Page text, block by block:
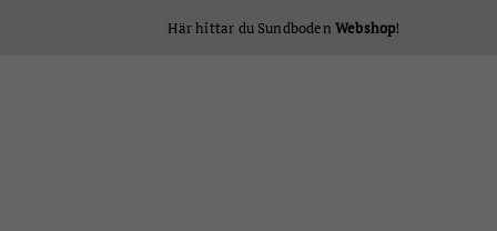
Här hittar du SundbodenWebshop!